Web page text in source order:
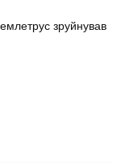
зруйнував